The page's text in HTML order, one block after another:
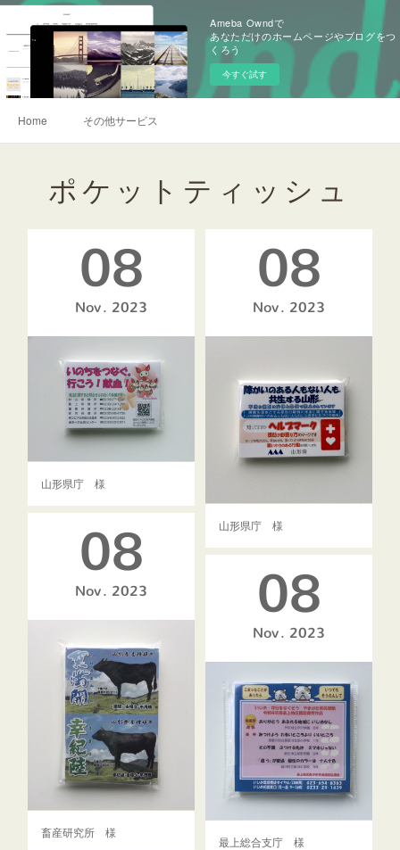
Ameba Owndで
あなただけのホームページやブログをつ
くろう
今すぐ試す
Home その他サービス
ポケットティッシュ
08
Nov 2023
山形県庁 様
08
Nov 2023
山形県庁 様
08
Nov 2023
畜産研究所 様
08
Nov 2023
最上総合支庁 様